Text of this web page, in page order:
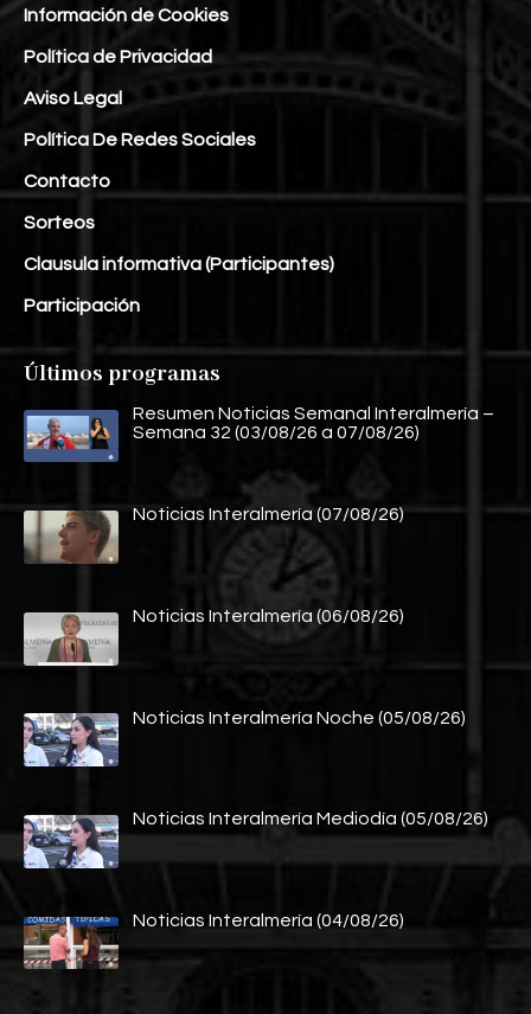
Información de Cookies
Política de Privacidad
Aviso Legal
Política De Redes Sociales
Contacto
Sorteos
Clausula informativa (Participantes)
Participación
Últimos programas
Resumen Noticias Semanal Interalmería –
Semana 32 (03/08/26 a 07/08/26)
Noticias Interalmería (07/08/26)
Noticias Interalmería (06/08/26)
Noticias Interalmería Noche (05/08/26)
Noticias Interalmería Mediodía (05/08/26)
Noticias Interalmería (04/08/26)